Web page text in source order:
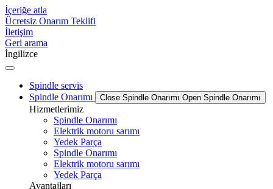
İçeriğe atla
Ücretsiz Onarım Teklifi
İletişim
Geri arama
İngilizce
Spindle servis
Spindle Onarımı
Close Spindle Onarımı Open Spindle Onarımı
Hizmetlerimiz
Spindle Onarımı
Elektrik motoru sarımı
Yedek Parça
Spindle Onarımı
Elektrik motoru sarımı
Yedek Parça
Avantajları